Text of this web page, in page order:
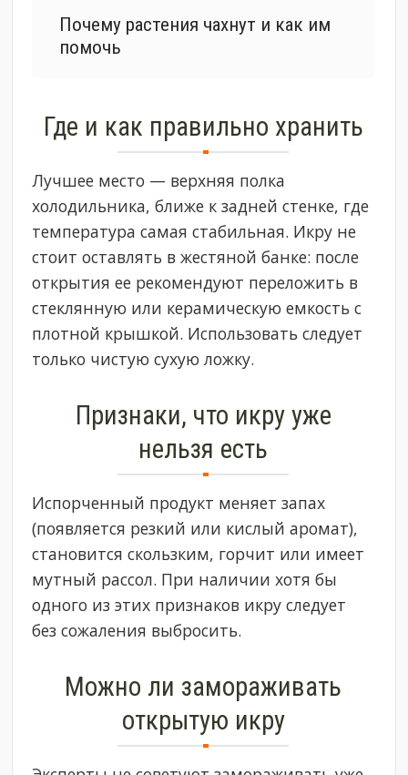
Почему растения чахнут и как им
помочь
Где и как правильно хранить
Лучшее место — верхняя полка
холодильника, ближе к задней стенке, где
температура самая стабильная. Икру не
стоит оставлять в жестяной банке: после
открытия ее рекомендуют переложить в
стеклянную или керамическую емкость с
плотной крышкой. Использовать следует
только чистую сухую ложку.
Признаки, что икру уже
нельзя есть
Испорченный продукт меняет запах
(появляется резкий или кислый аромат),
становится скользким, горчит или имеет
мутный рассол. При наличии хотя бы
одного из этих признаков икру следует
без сожаления выбросить.
Можно ли замораживать
открытую икру